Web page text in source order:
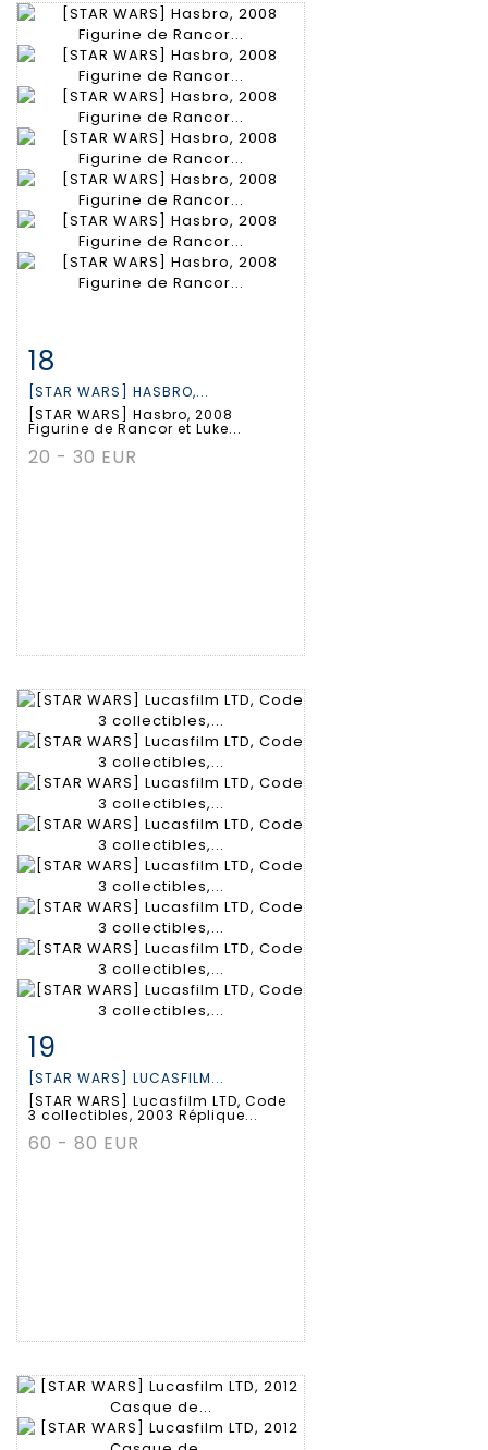
Fiche détaillée
18
[STAR WARS] HASBRO,...
[STAR WARS] Hasbro, 2008
Figurine de Rancor et Luke...
20 - 30 EUR
Fiche détaillée
19
[STAR WARS] LUCASFILM...
[STAR WARS] Lucasfilm LTD, Code
3 collectibles, 2003 Réplique...
60 - 80 EUR